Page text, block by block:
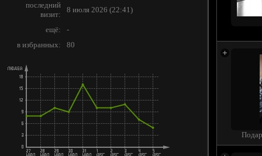
последний
визит:
8 июля 2026 (22:41)
ещё:
-
в избранных:
80